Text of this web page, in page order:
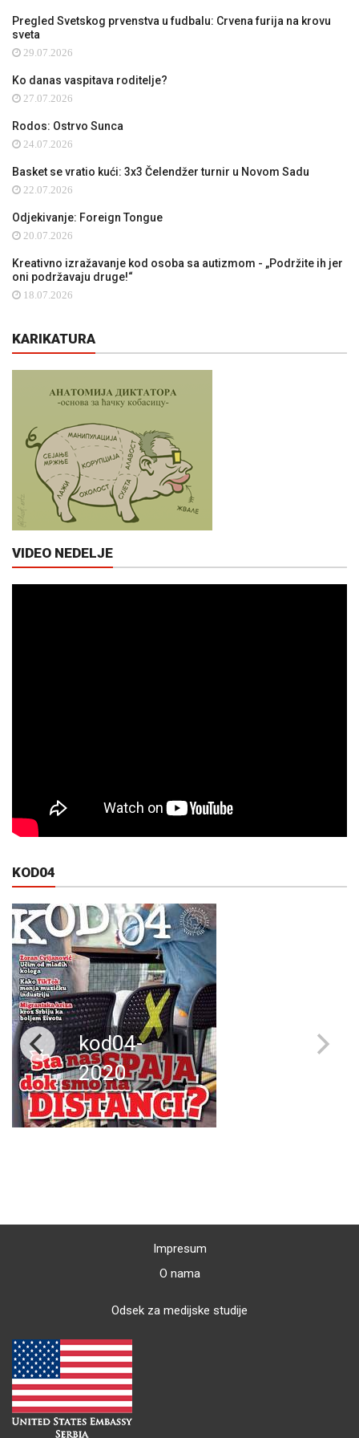
Pregled Svetskog prvenstva u fudbalu: Crvena furija na krovu
sveta
29.07.2026
Ko danas vaspitava roditelje?
27.07.2026
Rodos: Ostrvo Sunca
24.07.2026
Basket se vratio kući: 3x3 Čelendžer turnir u Novom Sadu
22.07.2026
Odjekivanje: Foreign Tongue
20.07.2026
Kreativno izražavanje kod osoba sa autizmom - „Podržite ih jer
oni podržavaju druge!“
18.07.2026
KARIKATURA
VIDEO NEDELJE
KOD04
kod04-
2020
Impresum
O nama
Odsek za medijske studije